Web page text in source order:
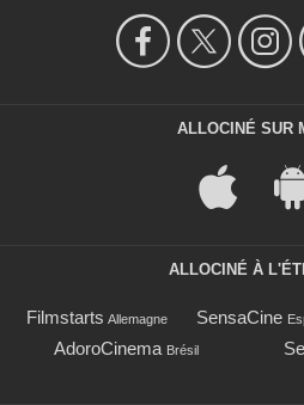
ALLOCINÉ SUR
ALLOCINÉ À
Filmstarts Allemagne SensaCine
AdoroCinema Brésil